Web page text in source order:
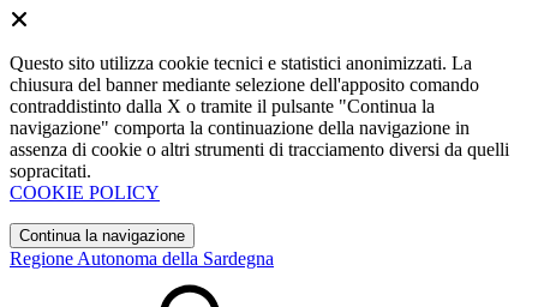
Questo sito utilizza cookie tecnici e statistici anonimizzati. La
chiusura del banner mediante selezione dell'apposito comando
contraddistinto dalla X o tramite il pulsante "Continua la
navigazione" comporta la continuazione della navigazione in
assenza di cookie o altri strumenti di tracciamento diversi da quelli
sopracitati.
COOKIE POLICY
Continua la navigazione
Regione Autonoma della Sardegna